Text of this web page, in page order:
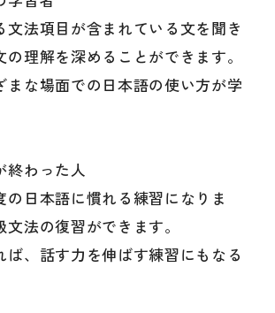
ケーション
政策
文法項目が含まれている文を聞き
理解を深めることができます。
まな場面での日本語の使い方が学
終わった人
の日本語に慣れる練習になりま
法の復習ができます。
ば、話す力を伸ばす練習にもなる